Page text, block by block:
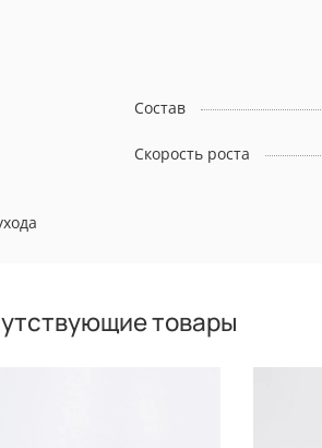
Состав
Скорость роста
товары